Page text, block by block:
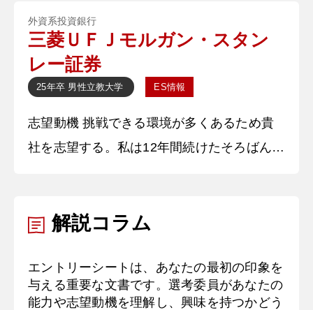
の包括的な金融サポートの提供により社会の
持続的な発展に貢献する役割】を担うべきで
ある。日本では人口減少と高齢化が進み、こ
れに伴う税収の減少や社会保障費の削減が行
われる見通しである。このような状況で、個
人が将来も豊かな生活を送るた
外資系投資銀行
三菱ＵＦＪモルガン・スタン
レー証券
25年卒 男性立教大学 ES情報
志望動機 挑戦できる環境が多くあるため貴
社を志望する。私は12年間続けたそろばんで
現」などの挑戦が多い証券業界を志望してい
モルガン・スタンレーのグローバルな情報を
併せ持つためより多くの選択肢から顧客のニ
解説コラム
エントリーシートは、あなたの最初の印象を
与える重要な文書です。選考委員があなたの
能力や志望動機を理解し、興味を持つかどう